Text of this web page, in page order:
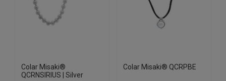
Colar Misaki®
QCRNSIRIUS | Silver
Colar Misaki® QCRPBE